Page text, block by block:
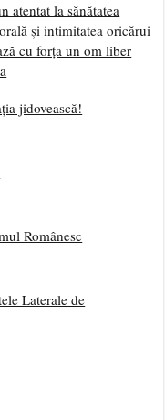
atentat la sănătatea
și intimitatea oricărui
cu forța un om liber
jidovească!
Românesc
Laterale de